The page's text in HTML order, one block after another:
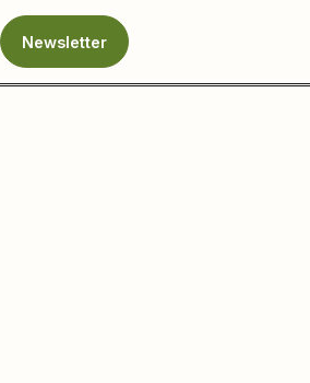
Newsletter